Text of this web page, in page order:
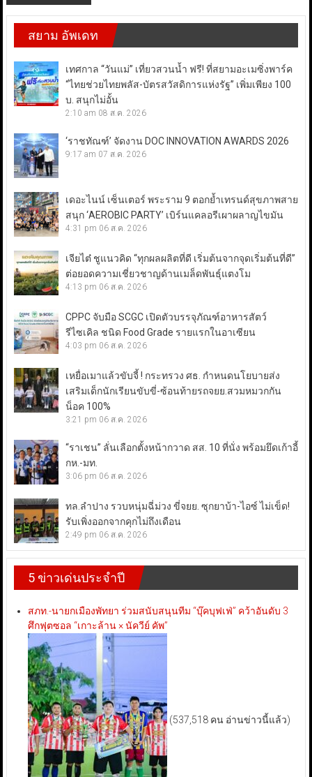
สยาม อัพเดท
เทศกาล “วันแม่” เที่ยวสวนน้ำ ฟรี! ที่สยามอะเมซิ่งพาร์ค
“ไทยช่วยไทยพลัส-บัตรสวัสดิการแห่งรัฐ” เพิ่มเพียง 100
บ. สนุกไม่อั้น
2:10 am 08 ส.ค. 2026
‘ราชทัณฑ์’ จัดงาน DOC INNOVATION AWARDS 2026
9:17 am 07 ส.ค. 2026
เดอะไนน์ เซ็นเตอร์ พระราม 9 ตอกย้ำเทรนด์สุขภาพสาย
สนุก ‘AEROBIC PARTY’ เบิร์นแคลอรีเผาผลาญไขมัน
4:31 pm 06 ส.ค. 2026
เจียไต๋ ชูแนวคิด “ทุกผลผลิตที่ดี เริ่มต้นจากจุดเริ่มต้นที่ดี”
ต่อยอดความเชี่ยวชาญด้านเมล็ดพันธุ์แตงโม
4:13 pm 06 ส.ค. 2026
CPPC จับมือ SCGC เปิดตัวบรรจุภัณฑ์อาหารสัตว์
รีไซเคิล ชนิด Food Grade รายแรกในอาเซียน
4:03 pm 06 ส.ค. 2026
เหยื่อเมาแล้วขับจี้ ! กระทรวง ศธ. กำหนดนโยบายส่ง
เสริมเด็กนักเรียนขับขี่-ซ้อนท้ายรถจยย.สวมหมวกกัน
น็อค 100%
3:21 pm 06 ส.ค. 2026
“ราเชน” ลั่นเลือกตั้งหน้ากวาด สส. 10 ที่นั่ง พร้อมยึดเก้าอี้
กห.-มท.
3:06 pm 06 ส.ค. 2026
ทล.ลำปาง รวบหนุ่มฉี่ม่วง ขี่จยย. ซุกยาบ้า-ไอซ์ ไม่เข็ด!
รับเพิ่งออกจากคุกไม่ถึงเดือน
2:49 pm 06 ส.ค. 2026
5 ข่าวเด่นประจำปี
สภท.-นายกเมืองพัทยา ร่วมสนับสนุนทีม “บุ๊คบุฟเฟ่” คว้าอันดับ 3
ศึกฟุตซอล “เกาะล้าน × นัควีย์ คัพ”
(537,518 คน อ่านข่าวนี้แล้ว)